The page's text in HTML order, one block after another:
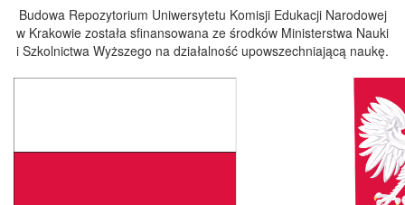
Budowa Repozytorium Uniwersytetu Komisji Edukacji Narodowej
w Krakowie została sfinansowana ze środków Ministerstwa Nauki
i Szkolnictwa Wyższego na działalność upowszechniającą naukę.